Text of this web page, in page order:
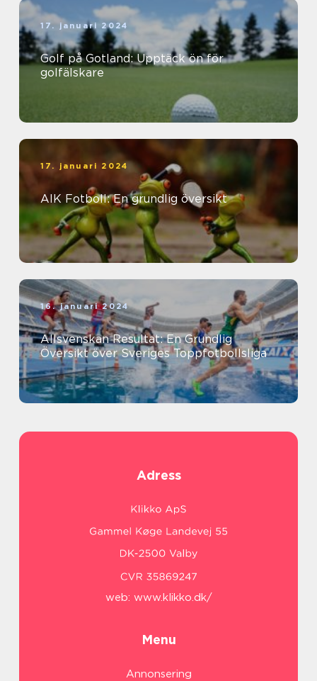
17. januari 2024
Golf på Gotland: Upptäck ön för
golfälskare
17. januari 2024
AIK Fotboll: En grundlig översikt
16. januari 2024
Allsvenskan Resultat: En Grundlig
Översikt över Sveriges Toppfotbollsliga
Adress
web: www.klikko.dk/
Menu
Annonsering